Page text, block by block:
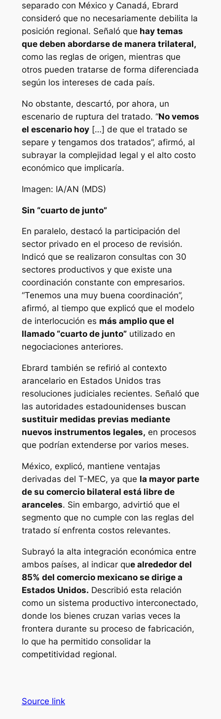
separado con México y Canadá, Ebrard
consideró que no necesariamente debilita la
posición regional. Señaló que hay temas
que deben abordarse de manera trilateral,
como las reglas de origen, mientras que
otros pueden tratarse de forma diferenciada
según los intereses de cada país.
No obstante, descartó, por ahora, un
escenario de ruptura del tratado. “No vemos
el escenario hoy[…] de que el tratado se
separe y tengamos dos tratados”, afirmó, al
subrayar la complejidad legal y el alto costo
económico que implicaría.
Imagen: IA/AN (MDS)
Sin “cuarto de junto”
En paralelo, destacó la participación del
sector privado en el proceso de revisión.
Indicó que se realizaron consultas con 30
sectores productivos y que existe una
coordinación constante con empresarios.
“Tenemos una muy buena coordinación”,
afirmó, al tiempo que explicó que el modelo
de interlocución es más amplio que el
llamado “cuarto de junto”utilizado en
negociaciones anteriores.
Ebrard también se refirió al contexto
arancelario en Estados Unidos tras
resoluciones judiciales recientes. Señaló que
las autoridades estadounidenses buscan
sustituir medidas previas mediante
nuevos instrumentos legales, en procesos
que podrían extenderse por varios meses.
México, explicó, mantiene ventajas
derivadas del T-MEC, ya que la mayor parte
de su comercio bilateral está libre de
aranceles. Sin embargo, advirtió que el
segmento que no cumple con las reglas del
tratado sí enfrenta costos relevantes.
Subrayó la alta integración económica entre
ambos países, al indicar que alrededor del
85% del comercio mexicano se dirige a
Estados Unidos. Describió esta relación
como un sistema productivo interconectado,
donde los bienes cruzan varias veces la
frontera durante su proceso de fabricación,
lo que ha permitido consolidar la
competitividad regional.
Source link